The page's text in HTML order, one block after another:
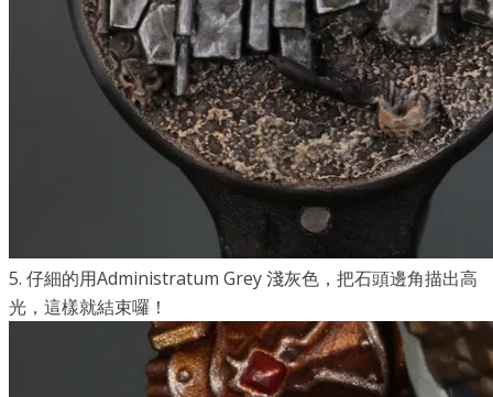
5. 仔細的用Administratum Grey淺灰色，把石頭邊角描出高
光，這樣就結束囉！